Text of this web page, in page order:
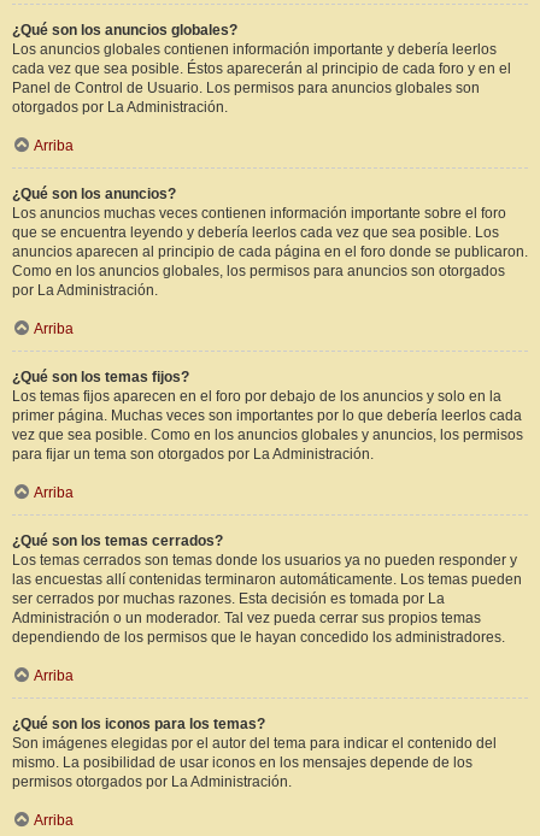
¿Qué son los anuncios globales?
Los anuncios globales contienen información importante y debería leerlos
cada vez que sea posible. Éstos aparecerán al principio de cada foro y en el
Panel de Control de Usuario. Los permisos para anuncios globales son
otorgados por La Administración.
Arriba
¿Qué son los anuncios?
Los anuncios muchas veces contienen información importante sobre el foro
que se encuentra leyendo y debería leerlos cada vez que sea posible. Los
anuncios aparecen al principio de cada página en el foro donde se publicaron.
Como en los anuncios globales, los permisos para anuncios son otorgados
por La Administración.
Arriba
¿Qué son los temas fijos?
Los temas fijos aparecen en el foro por debajo de los anuncios y solo en la
primer página. Muchas veces son importantes por lo que debería leerlos cada
vez que sea posible. Como en los anuncios globales y anuncios, los permisos
para fijar un tema son otorgados por La Administración.
Arriba
¿Qué son los temas cerrados?
Los temas cerrados son temas donde los usuarios ya no pueden responder y
las encuestas allí contenidas terminaron automáticamente. Los temas pueden
ser cerrados por muchas razones. Esta decisión es tomada por La
Administración o un moderador. Tal vez pueda cerrar sus propios temas
dependiendo de los permisos que le hayan concedido los administradores.
Arriba
¿Qué son los iconos para los temas?
Son imágenes elegidas por el autor del tema para indicar el contenido del
mismo. La posibilidad de usar iconos en los mensajes depende de los
permisos otorgados por La Administración.
Arriba